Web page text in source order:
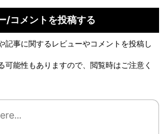
/コメントを投稿する
記事に関するレビューやコメントを投稿し
可能性もありますので、閲覧時はご注意く